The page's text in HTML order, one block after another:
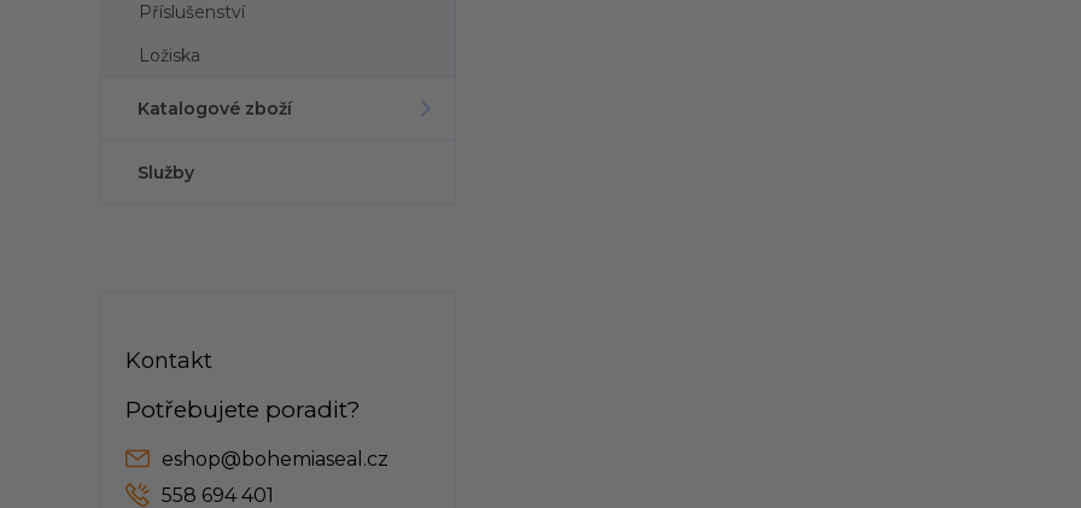
Příslušenství
Ložiska
Katalogové zboží
Služby
Kontakt
eshop@ bohemiaseal.cz
558 694 401